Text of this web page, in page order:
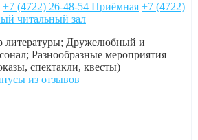
+7 (4722) 26-48-54 Приёмная +7 (4722)
читальный зал
Дружелюбный и
Разнообразные мероприятия
спектакли, квесты)
из отзывов